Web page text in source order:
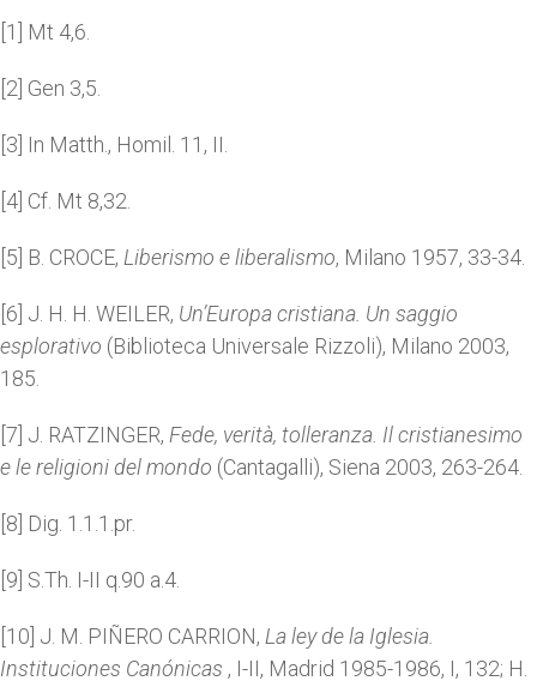
[1] Mt 4,6.
[2] Gen 3,5.
[3] In Matth., Homil. 11, II.
[4] Cf. Mt 8,32.
[5] B. CROCE, Liberismo e liberalismo, Milano 1957, 33-34.
[6] J. H. H. WEILER, Un’Europa cristiana. Un saggio
esplorativo (Biblioteca Universale Rizzoli), Milano 2003,
185.
[7] J. RATZINGER, Fede, verità, tolleranza. Il cristianesimo
e le religioni del mondo (Cantagalli), Siena 2003, 263-264.
[8] Dig. 1.1.1.pr.
[9] S.Th. I-II q.90 a.4.
[10] J. M. PIÑERO CARRION, La ley de la Iglesia.
Instituciones Canónicas , I-II, Madrid 1985-1986, I, 132; H.